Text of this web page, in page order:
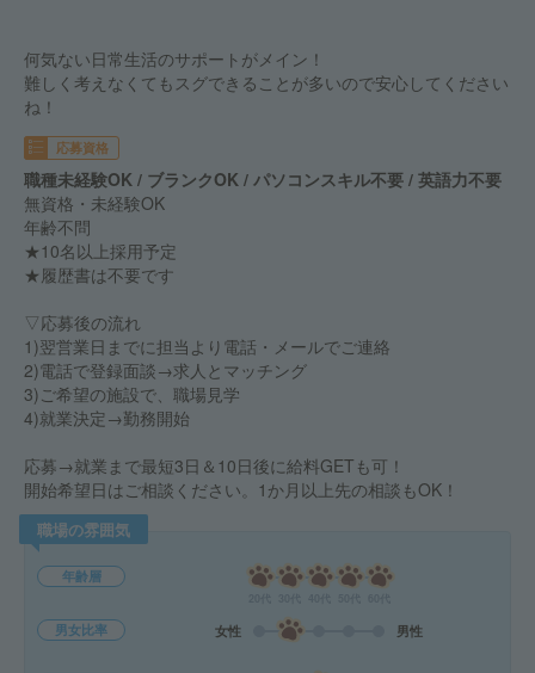
何気ない日常生活のサポートがメイン！
難しく考えなくてもスグできることが多いので安心してください
ね！
応募資格
職種未経験OK / ブランクOK / パソコンスキル不要 / 英語力不要
無資格・未経験OK
年齢不問
★10名以上採用予定
★履歴書は不要です
▽応募後の流れ
1)翌営業日までに担当より電話・メールでご連絡
2)電話で登録面談→求人とマッチング
3)ご希望の施設で、職場見学
4)就業決定→勤務開始
応募→就業まで最短3日＆10日後に給料GETも可！
開始希望日はご相談ください。1か月以上先の相談もOK！
職場の雰囲気
年齢層
男女比率 女性 男性